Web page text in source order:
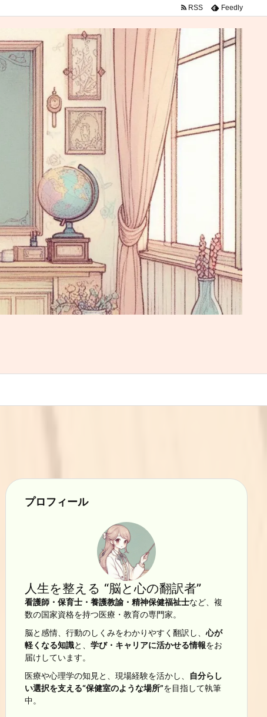
RSS Feedly
プロフィール
人生を整える “脳と心の翻訳者”
看護師・保育士・養護教諭・精神保健福祉士など、複
数の国家資格を持つ医療・教育の専門家。
脳と感情、行動のしくみをわかりやすく翻訳し、 心が
軽くなる知識と、 学び・キャリアに活かせる情報をお
届けしています。
医療や心理学の知見と、現場経験を活かし、
自分らし
い選択を支える“保健室のような場所”を目指して執筆
中。